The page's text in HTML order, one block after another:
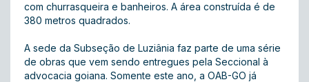
com churrasqueira e banheiros. A área construída é de
380 metros quadrados.
A sede da Subseção de Luziânia faz parte de uma série
de obras que vem sendo entregues pela Seccional à
advocacia goiana. Somente este ano, a OAB-GO já